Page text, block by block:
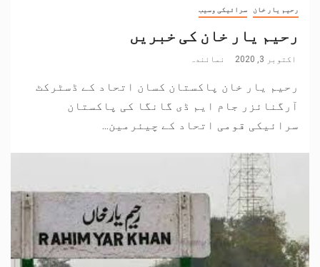
رحیم یار خان سرائیکی وسیب
رحیم یار خان کی خبریں
اکتوبر 3, 2020 نمائندہ
رحیم یار خان پاکستان کسان اتحاد کے ڈسٹرکٹ
آرگنائزر جام ایم ڈی گانگا کی پاکستان
سرائیکی قومی اتحاد کے چیئرمین...